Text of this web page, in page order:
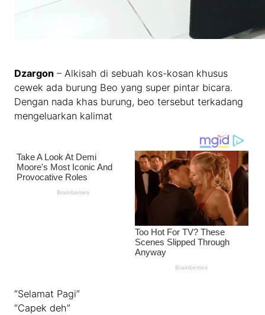
Dzargon – Alkisah di sebuah kos-kosan khusus
cewek ada burung Beo yang super pintar bicara.
Dengan nada khas burung, beo tersebut terkadang
mengeluarkan kalimat
“Selamat Pagi”
“Capek deh”